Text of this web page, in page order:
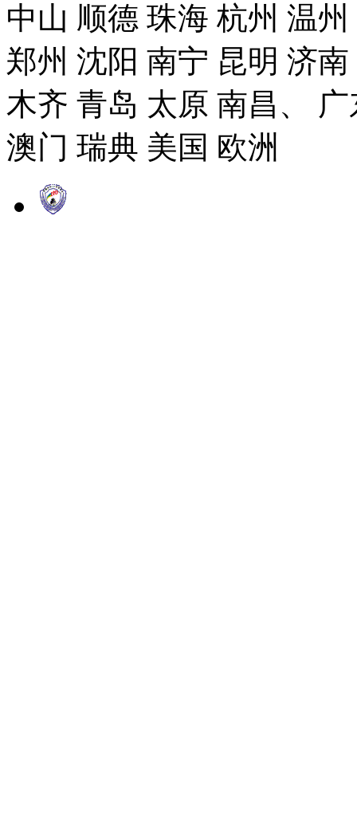
中山 顺德 珠海 杭州 温
郑州 沈阳 南宁 昆明 济
木齐 青岛 太原 南昌、
澳门 瑞典 美国 欧洲